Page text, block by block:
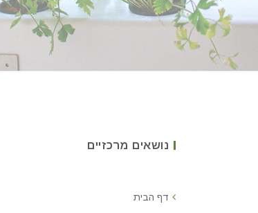
נושאים מרכזיים
דף הבית